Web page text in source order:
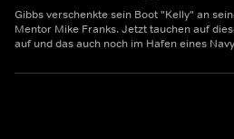
Gibbs verschenkte sein Boot "Kelly" an
Mentor Mike Franks. Jetzt tauchen auf
auf und das auch noch im Hafen eines